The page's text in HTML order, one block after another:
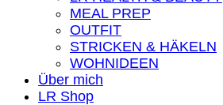
MEAL PREP
OUTFIT
STRICKEN & HÄKELN
WOHNIDEEN
Über mich
LR Shop